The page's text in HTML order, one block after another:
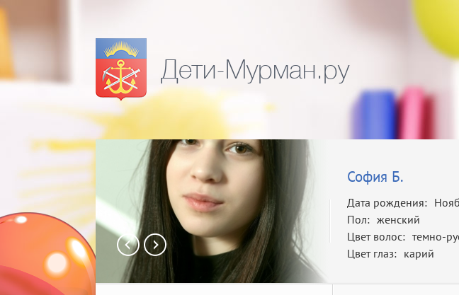
Дети-Мурман.ру
София Б.
Дата рождения:
Пол: женский
Цвет волос: темно-
Цвет глаз: карий